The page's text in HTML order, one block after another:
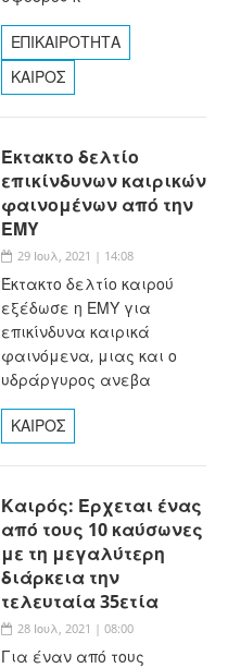
ΕΠΙΚΑΙΡΟΤΗΤΑ
ΚΑΙΡΟΣ
Έκτακτο δελτίο
επικίνδυνων καιρικών
φαινομένων από την
ΕΜΥ
29 Ιουλ, 2021 | 14:08
Έκτακτο δελτίο καιρού
εξέδωσε η ΕΜΥ για
επικίνδυνα καιρικά
φαινόμενα, μιας και ο
υδράργυρος ανεβα
ΚΑΙΡΟΣ
Καιρός: Έρχεται ένας
από τους 10 καύσωνες
με τη μεγαλύτερη
διάρκεια την
τελευταία 35ετία
28 Ιουλ, 2021 | 08:00
Για έναν από τους